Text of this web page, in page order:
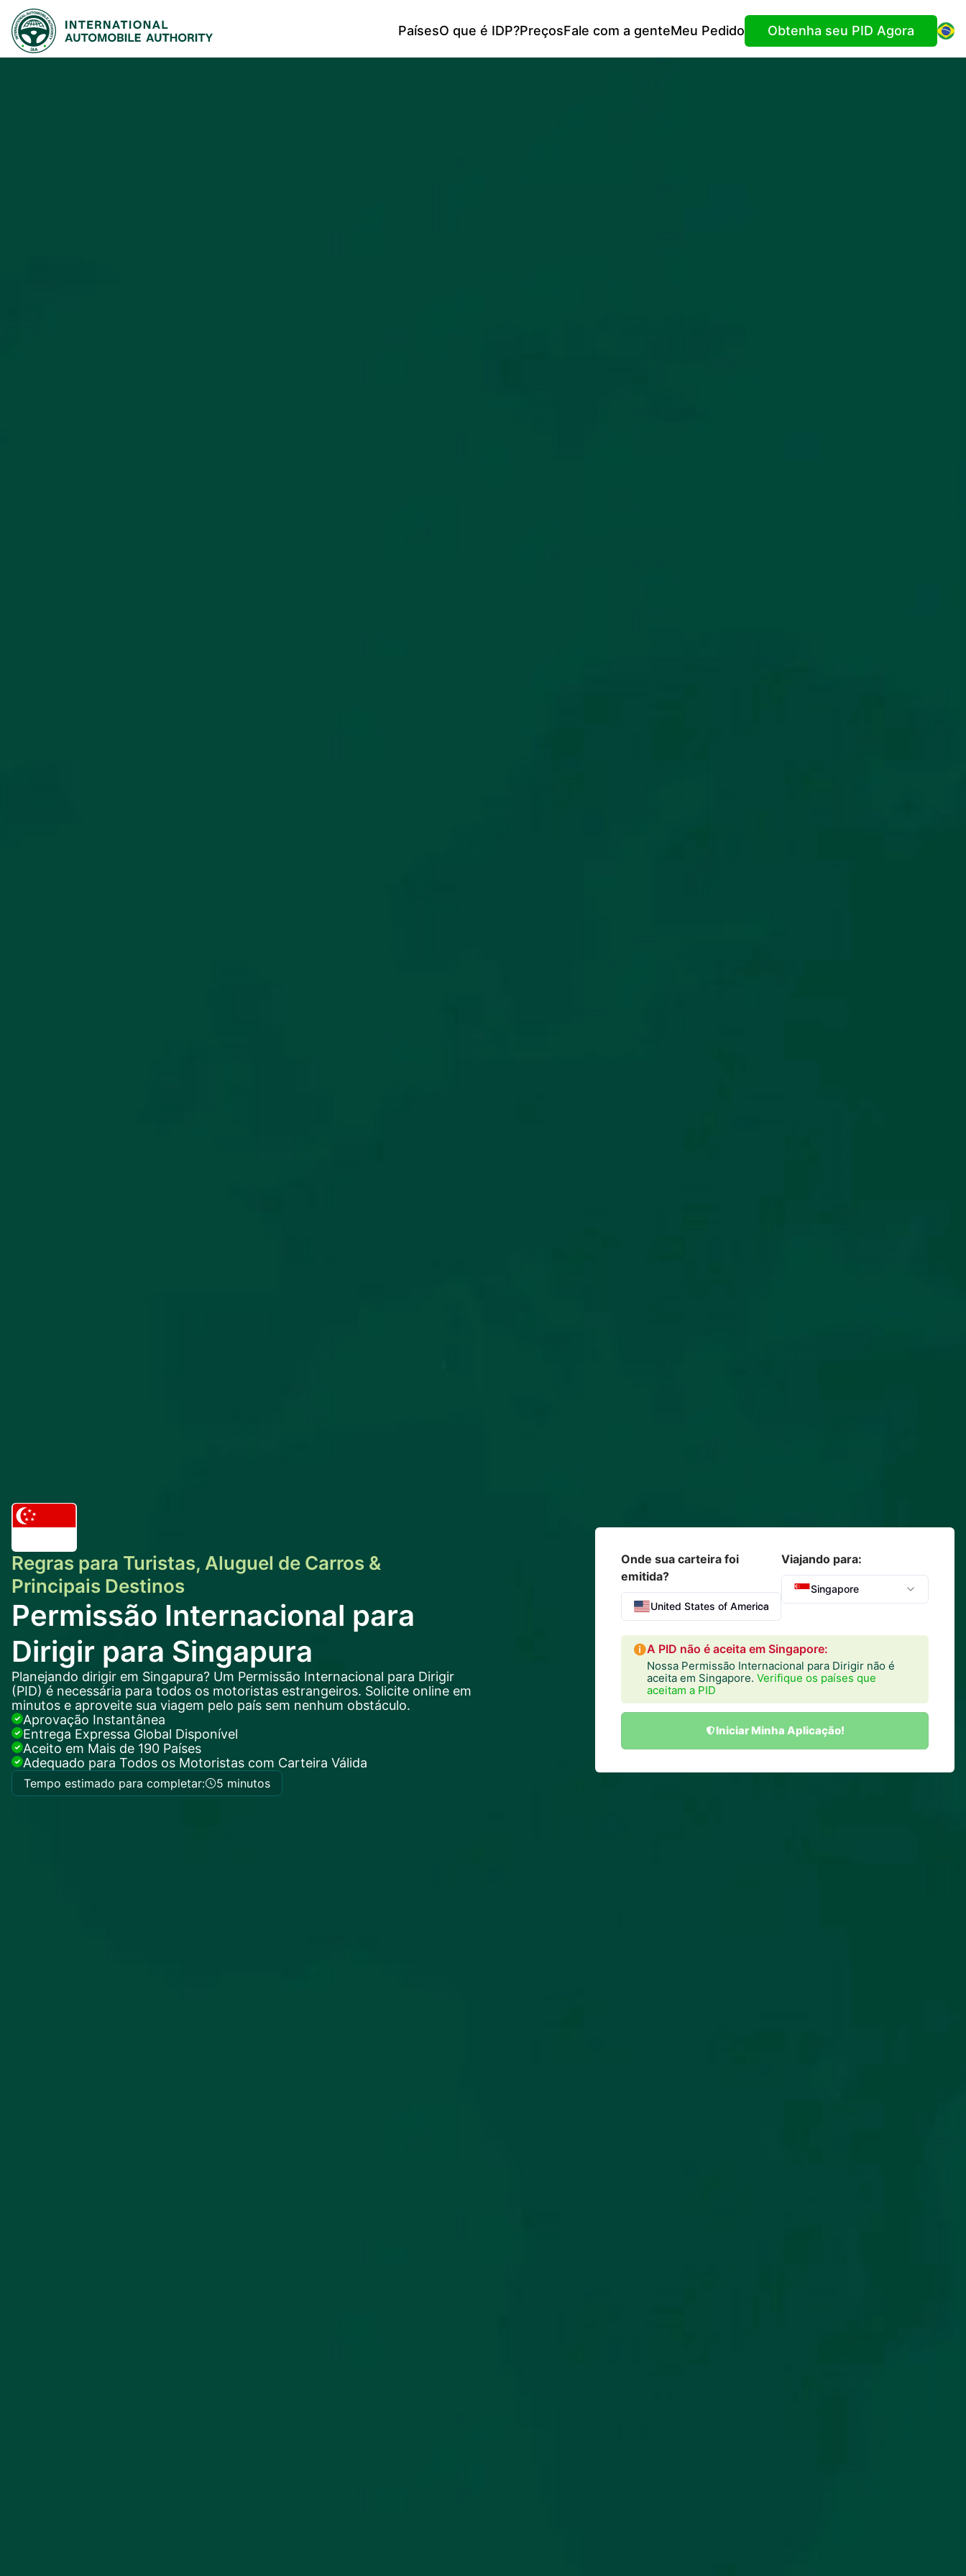
PaísesO que é IDP?PreçosFale com a genteMeu Pedido Obtenha seu PID Agora
Regras para Turistas, Aluguel de Carros &
Principais Destinos
Permissão Internacional para
Dirigir para Singapura
Planejando dirigir em Singapura? Um Permissão Internacional para Dirigir
(PID) é necessária para todos os motoristas estrangeiros. Solicite online em
minutos e aproveite sua viagem pelo país sem nenhum obstáculo.
Aprovação Instantânea
Entrega Expressa Global Disponível
Aceito em Mais de 190 Países
Adequado para Todos os Motoristas com Carteira Válida
Tempo estimado para completar: 5 minutos
Onde sua carteira foi
emitida?
United States of America
Viajando para:
Singapore
A PID não é aceita em Singapore:
Nossa Permissão Internacional para Dirigir não é
aceita em Singapore. Verifique os países que
aceitam a PID
Iniciar Minha Aplicação!